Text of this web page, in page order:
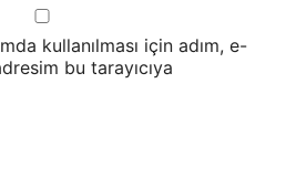
kullanılması için adım, e-
bu tarayıcıya